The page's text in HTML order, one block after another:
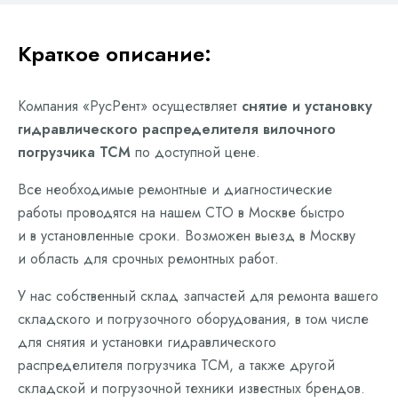
Краткое описание:
Компания «РусРент» осуществляет снятие и установку
гидравлического распределителя вилочного
погрузчика TCM по доступной цене.
Все необходимые ремонтные и диагностические
работы проводятся на нашем СТО в Москве быстро
и в установленные сроки. Возможен выезд в Москву
и область для срочных ремонтных работ.
У нас собственный склад запчастей для ремонта вашего
складского и погрузочного оборудования, в том числе
для снятия и установки гидравлического
распределителя погрузчика TCM, а также другой
складской и погрузочной техники известных брендов.